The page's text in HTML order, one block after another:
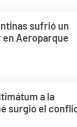
sufrió un
Aeroparque
a la
surgió el